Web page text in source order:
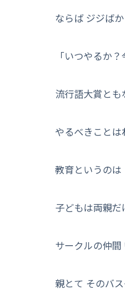
ならば ジジば
「いつやるか
流行語大賞と
やるべきこと
教育というの
子どもは両親
サークルの仲
親とて そのバ